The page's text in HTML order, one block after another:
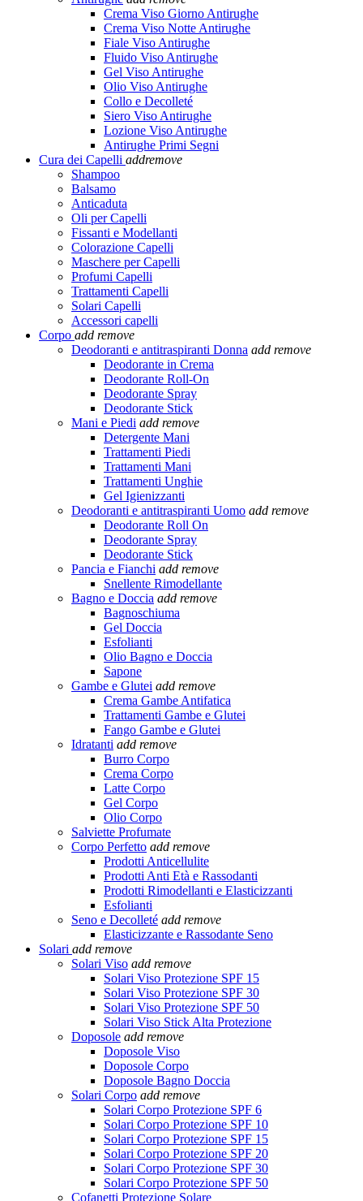
Crema Viso Giorno Antirughe
Crema Viso Notte Antirughe
Fiale Viso Antirughe
Fluido Viso Antirughe
Gel Viso Antirughe
Olio Viso Antirughe
Collo e Decolleté
Siero Viso Antirughe
Lozione Viso Antirughe
Antirughe Primi Segni
Cura dei Capelli addremove
Shampoo
Balsamo
Anticaduta
Oli per Capelli
Fissanti e Modellanti
Colorazione Capelli
Maschere per Capelli
Profumi Capelli
Trattamenti Capelli
Solari Capelli
Accessori capelli
Corpo add remove
Deodoranti e antitraspiranti Donna add remove
Deodorante in Crema
Deodorante Roll-On
Deodorante Spray
Deodorante Stick
Mani e Piedi add remove
Detergente Mani
Trattamenti Piedi
Trattamenti Mani
Trattamenti Unghie
Gel Igienizzanti
Deodoranti e antitraspiranti Uomo add remove
Deodorante Roll On
Deodorante Spray
Deodorante Stick
Pancia e Fianchi add remove
Snellente Rimodellante
Bagno e Doccia add remove
Bagnoschiuma
Gel Doccia
Esfolianti
Olio Bagno e Doccia
Sapone
Gambe e Glutei add remove
Crema Gambe Antifatica
Trattamenti Gambe e Glutei
Fango Gambe e Glutei
Idratanti add remove
Burro Corpo
Crema Corpo
Latte Corpo
Gel Corpo
Olio Corpo
Salviette Profumate
Corpo Perfetto add remove
Prodotti Anticellulite
Prodotti Anti Età e Rassodanti
Prodotti Rimodellanti e Elasticizzanti
Esfolianti
Seno e Decolleté add remove
Elasticizzante e Rassodante Seno
Solari add remove
Solari Viso add remove
Solari Viso Protezione SPF 15
Solari Viso Protezione SPF 30
Solari Viso Protezione SPF 50
Solari Viso Stick Alta Protezione
Doposole add remove
Doposole Viso
Doposole Corpo
Doposole Bagno Doccia
Solari Corpo add remove
Solari Corpo Protezione SPF 6
Solari Corpo Protezione SPF 10
Solari Corpo Protezione SPF 15
Solari Corpo Protezione SPF 20
Solari Corpo Protezione SPF 30
Solari Corpo Protezione SPF 50
Cofanetti Protezione Solare